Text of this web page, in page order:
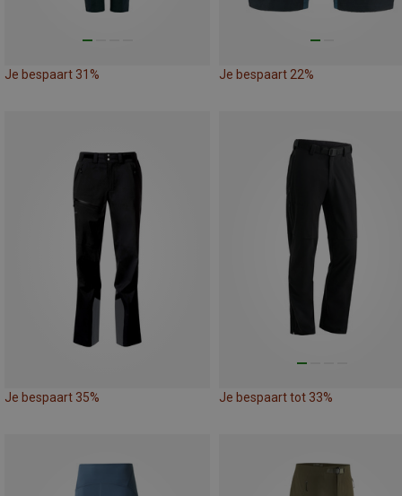
Je bespaart 31% Je bespaart 22%
Je bespaart 35% Je bespaart tot 33%